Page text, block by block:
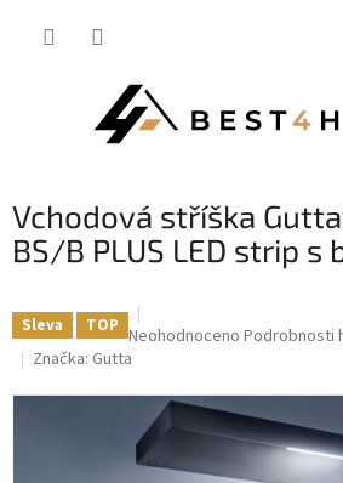
Vchodová stříška Guttavordach
BS/B PLUS LED strip s
Sleva TOP Průměrné
hodnocení
0,0
z
Neohodnoceno Podrobnosti
Značka: Gutta